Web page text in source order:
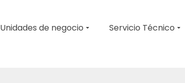
Unidades de negocio Servicio Técnico